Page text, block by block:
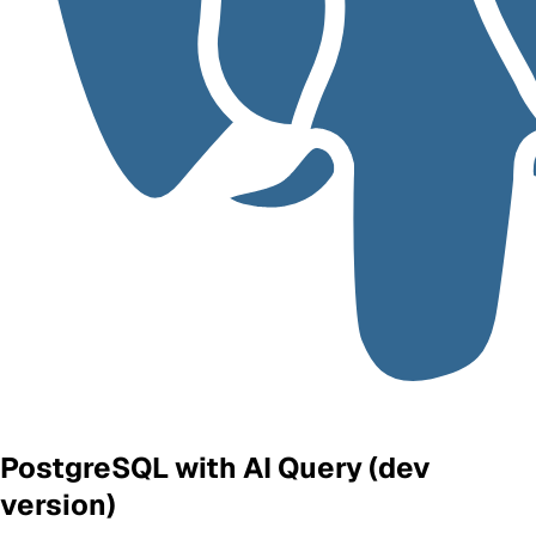
PostgreSQL with AI Query (dev
version)